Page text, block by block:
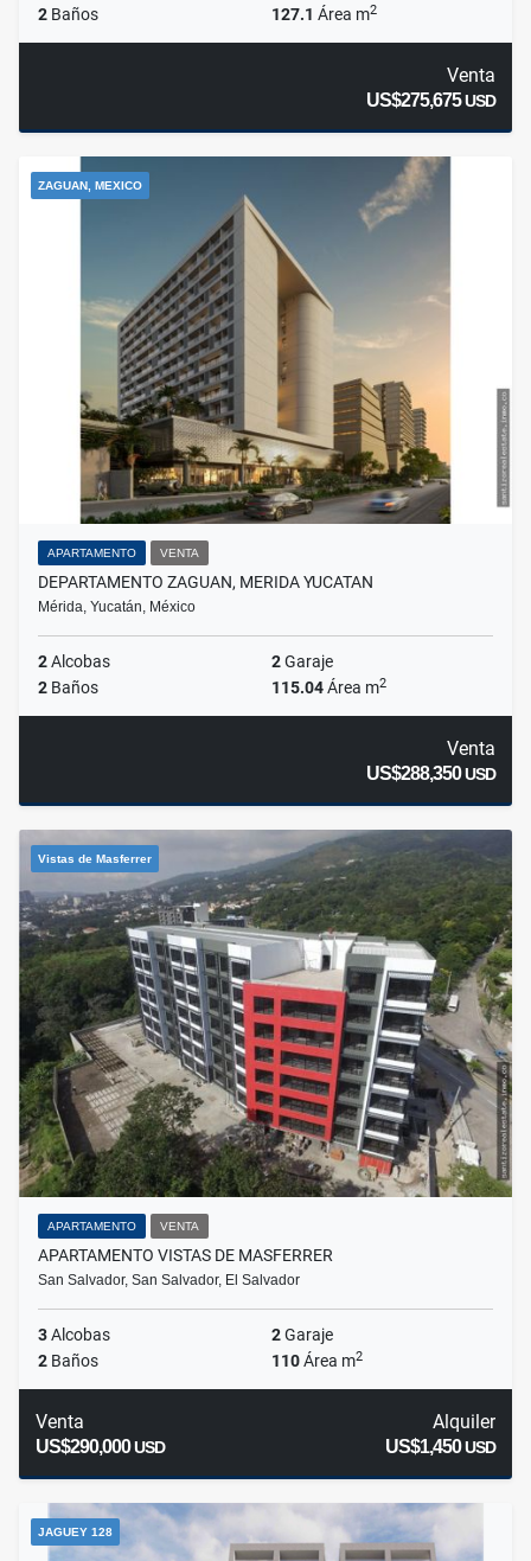
2 Baños 127.1 Área m2
Venta
US$275,675USD
ZAGUAN, MEXICO
APARTAMENTO VENTA
DEPARTAMENTO ZAGUAN, MERIDA YUCATAN
Mérida, Yucatán, México
2Alcobas 2Garaje
2 Baños 115.04Área m2
Venta
US$288,350USD
Vistas de Masferrer
APARTAMENTO VENTA
APARTAMENTO VISTAS DE MASFERRER
San Salvador, San Salvador, El Salvador
3Alcobas 2Garaje
2 Baños 110Área m2
Venta
US$290,000USD
Alquiler
US$1,450USD
JAGUEY 128